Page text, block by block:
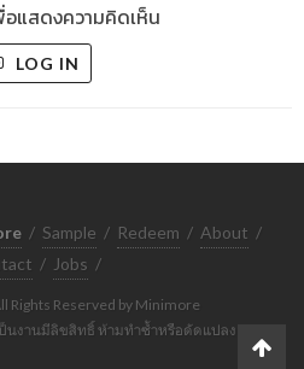
อแสดงความคิดเห็น
LOG IN
/ Sample / Redeem / About /
/ Jobs /
Rights Reserved by Minimore
นงานมีลิขสิทธิ์ ห้ามทำซ้ำหรือดัดแปลง